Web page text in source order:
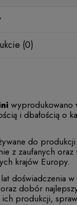
(0)
wyprodukowano
i dbałością o
do
z zaufanych
krajów Europy.
doświadczenia
dobór
produkcji,